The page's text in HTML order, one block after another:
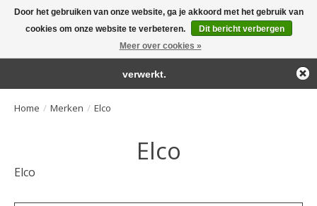
Large selection of products and fast shipping!
Home / Merken / Elco
Elco
Elco
Door het gebruiken van onze website, ga je akkoord met het gebruik van
cookies om onze website te verbeteren.
Dit bericht verbergen
Meer over cookies »
← Keer terug naar de backofficeDeze winkel is in aanbouw.
Eventueel geplaatste orders zullen niet worden gehonoreerd of
verwerkt.